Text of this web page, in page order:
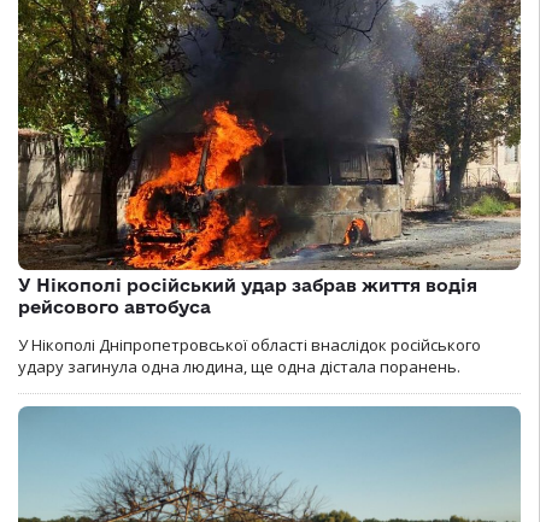
У Нікополі російський удар забрав життя водія
рейсового автобуса
У Нікополі Дніпропетровської області внаслідок російського
удару загинула одна людина, ще одна дістала поранень.